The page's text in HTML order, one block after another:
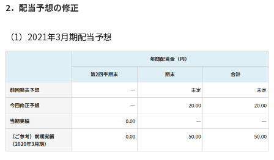
2．配当予想の修正
（1）2021年3月期配当予想